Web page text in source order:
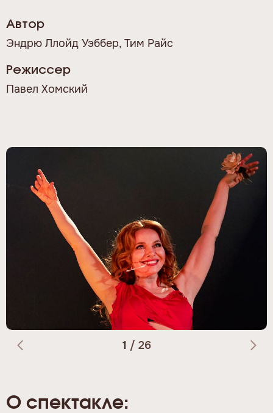
Автор
Эндрю Ллойд Уэббер, Тим Райс
Режиссер
Павел Хомский
1 / 26
О спектакле: